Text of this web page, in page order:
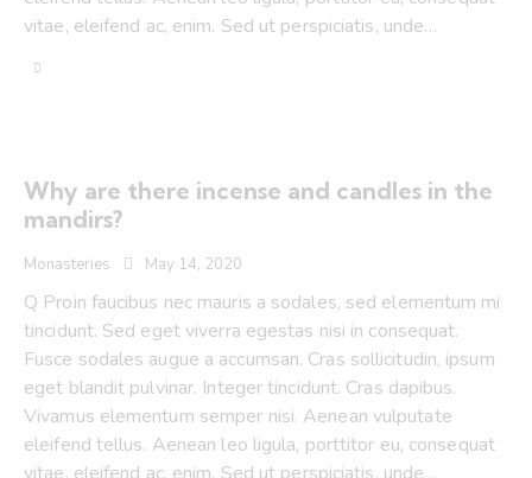
vitae, eleifend ac, enim. Sed ut perspiciatis, unde…
Why are there incense and candles in the
mandirs?
Monasteries May 14, 2020
Q Proin faucibus nec mauris a sodales, sed elementum mi
tincidunt. Sed eget viverra egestas nisi in consequat.
Fusce sodales augue a accumsan. Cras sollicitudin, ipsum
eget blandit pulvinar. Integer tincidunt. Cras dapibus.
Vivamus elementum semper nisi. Aenean vulputate
eleifend tellus. Aenean leo ligula, porttitor eu, consequat